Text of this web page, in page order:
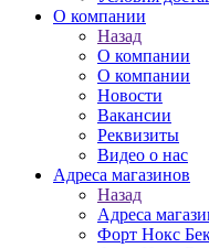
О компании
Назад
О компании
О компании
Новости
Вакансии
Реквизиты
Видео о нас
Адреса магазинов
Назад
Адреса
Форт Нокс